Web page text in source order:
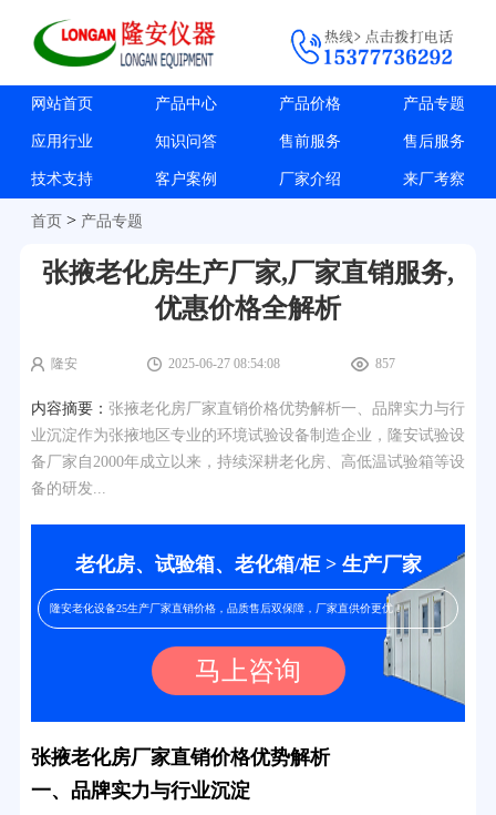
网站首页 产品中心 产品价格 产品专题
应用行业 知识问答 售前服务 售后服务
技术支持 客户案例 厂家介绍 来厂考察
首页> 产品专题
张掖老化房生产厂家,厂家直销服务,
优惠价格全解析
隆安 2025-06-27 08:54:08 857
内容摘要： 张掖老化房厂家直销价格优势解析一、品牌实力与行
业沉淀作为张掖地区专业的环境试验设备制造企业，隆安试验设
备厂家自2000年成立以来，持续深耕老化房、高低温试验箱等设
备的研发...
老化房、试验箱、老化箱/柜 > 生产厂家
隆安老化设备25生产厂家直销价格，品质售后双保障，厂家直供价更优！
马上咨询
张掖老化房厂家直销价格优势解析
一、品牌实力与行业沉淀